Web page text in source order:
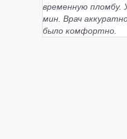
временную пломбу.
мин. Врач
было комфортно.